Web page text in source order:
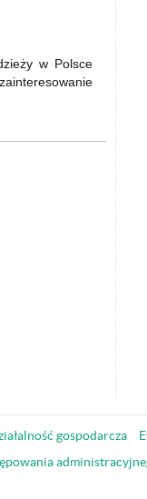
w Polsce
gospodarcza